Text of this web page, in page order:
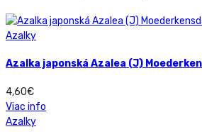
Azalky
Azalka japonská Azalea (J)
4,60€
Viac info
Azalky